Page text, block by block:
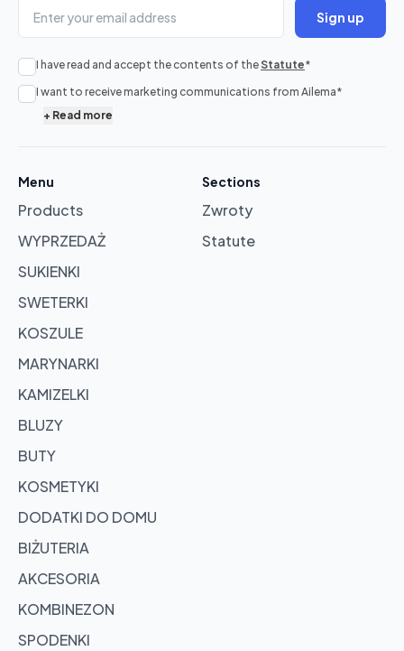
No
products
Browse
products
Sign up
I have read and accept the contents of the Statute*
I want to receive marketing communications from Ailema*
+ Read more
Menu
Products
WYPRZEDAŻ
SUKIENKI
SWETERKI
KOSZULE
MARYNARKI
KAMIZELKI
BLUZY
BUTY
KOSMETYKI
DODATKI DO DOMU
BIŻUTERIA
AKCESORIA
KOMBINEZON
SPODENKI
Sections
Zwroty
Statute